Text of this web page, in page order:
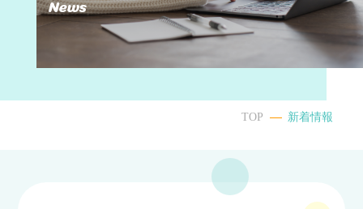
News
TOP 新着情報